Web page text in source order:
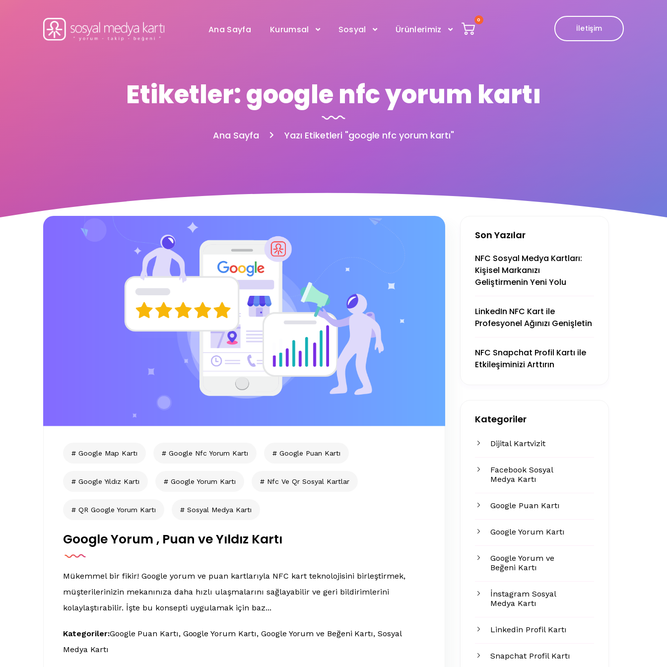
Ana Sayfa Kurumsal Sosyal Ürünlerimiz
0
İletişim
Etiketler: google nfc yorum kartı
Ana Sayfa Yazı Etiketleri "google nfc yorum kartı"
Son Yazılar
NFC Sosyal Medya Kartları:
Kişisel Markanızı
Geliştirmenin Yeni Yolu
LinkedIn NFC Kart ile
Profesyonel Ağınızı Genişletin
NFC Snapchat Profil Kartı ile
Etkileşiminizi Arttırın
Kategoriler
Dijital Kartvizit
Facebook Sosyal
Medya Kartı
Google Puan Kartı
Google Yorum Kartı
Google Yorum ve
Beğeni Kartı
İnstagram Sosyal
Medya Kartı
Linkedin Profil Kartı
Snapchat Profil Kartı
Google Map Kartı Google Nfc Yorum Kartı Google Puan Kartı
Google Yıldız Kartı Google Yorum Kartı Nfc Ve Qr Sosyal Kartlar
QR Google Yorum Kartı Sosyal Medya Kartı
Google Yorum , Puan ve Yıldız Kartı
Mükemmel bir fikir! Google yorum ve puan kartlarıyla NFC kart teknolojisini birleştirmek,
müşterilerinizin mekanınıza daha hızlı ulaşmalarını sağlayabilir ve geri bildirimlerini
kolaylaştırabilir. İşte bu konsepti uygulamak için baz...
Kategoriler:Google Puan Kartı Google Yorum Kartı Google Yorum ve Beğeni Kartı Sosyal
Medya Kartı